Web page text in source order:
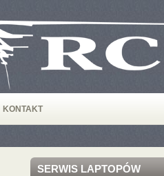
KONTAKT
SERWIS LAPTOPÓW